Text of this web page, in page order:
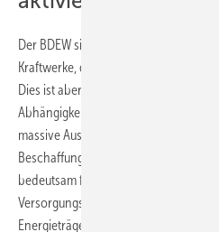
Der BDEW sieht den Ausweg
Kraftwerke, die sich derzeit in der
Dies ist aber nur eine temporäre
Abhängigkeit führe. „Insgesamt
massive Ausbau erneuerbarer
Beschaffungsstruktur und der
bedeutsam für eine auf
Versorgungssicherheit sein, um
Energieträgern zu werden“, schreibt